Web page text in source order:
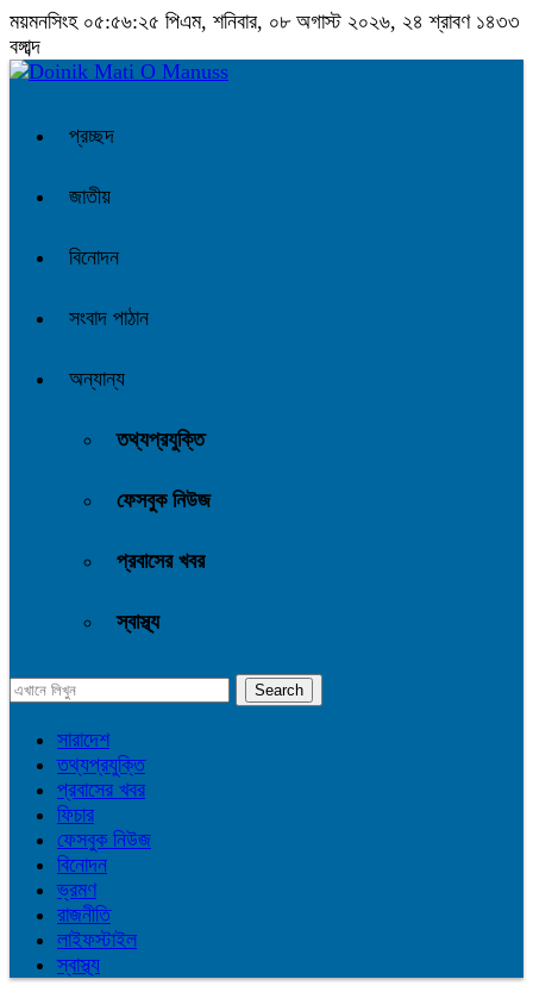
ময়মনসিংহ ০৫:৫৬:২৬ পিএম, শনিবার, ০৮ অগাস্ট ২০২৬, ২৪ শ্রাবণ ১৪৩৩
বঙ্গাব্দ
প্রচ্ছদ
জাতীয়
বিনোদন
সংবাদ পাঠান
অন্যান্য
তথ্যপ্রযুক্তি
ফেসবুক নিউজ
প্রবাসের খবর
স্বাস্থ্য
সারাদেশ
তথ্যপ্রযুক্তি
প্রবাসের খবর
ফিচার
ফেসবুক নিউজ
বিনোদন
ভ্রমণ
রাজনীতি
লাইফস্টাইল
স্বাস্থ্য